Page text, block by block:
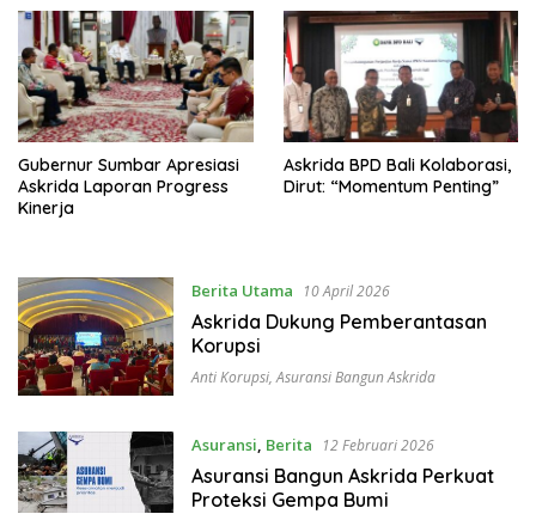
Gubernur Sumbar Apresiasi
Askrida Laporan Progress
Kinerja
Askrida BPD Bali Kolaborasi,
Dirut: “Momentum Penting”
Berita Utama 10 April 2026
Askrida Dukung Pemberantasan
Korupsi
Anti Korupsi,Asuransi Bangun Askrida
Asuransi, Berita 12 Februari 2026
Asuransi Bangun Askrida Perkuat
Proteksi Gempa Bumi